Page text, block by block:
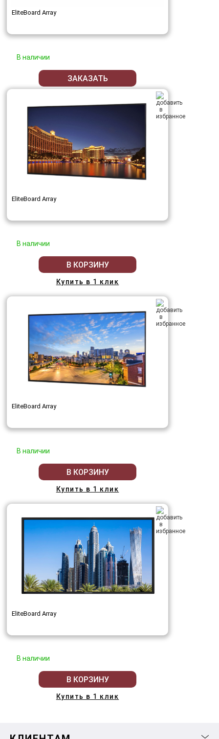
EliteBoard Array
В наличии
ЗАКАЗАТЬ
EliteBoard Array
В наличии
В КОРЗИНУ
Купить в 1 клик
EliteBoard Array
В наличии
В КОРЗИНУ
Купить в 1 клик
EliteBoard Array
В наличии
В КОРЗИНУ
Купить в 1 клик